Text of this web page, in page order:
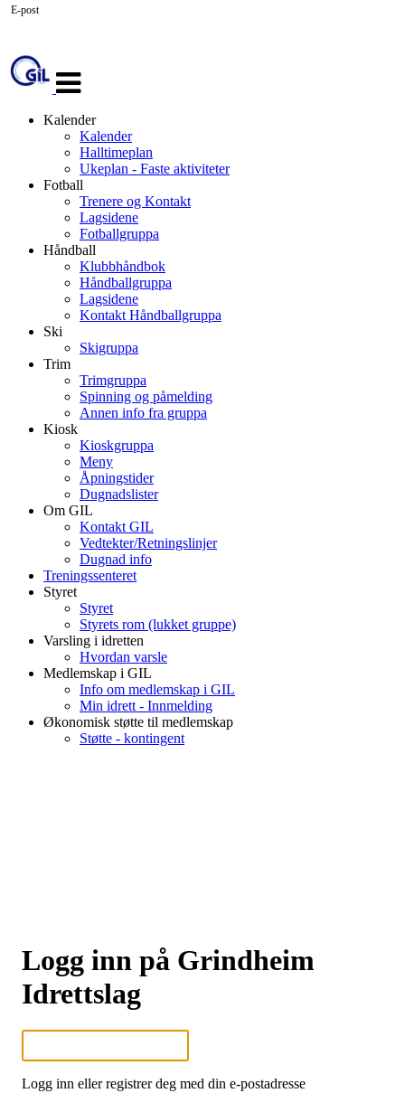
navigasjon
Kalender
Kalender
Halltimeplan
Ukeplan - Faste aktiviteter
Fotball
Trenere og Kontakt
Lagsidene
Fotballgruppa
Håndball
Klubbhåndbok
Håndballgruppa
Lagsidene
Kontakt Håndballgruppa
Ski
Skigruppa
Trim
Trimgruppa
Spinning og påmelding
Annen info fra gruppa
Kiosk
Kioskgruppa
Meny
Åpningstider
Dugnadslister
Om GIL
Kontakt GIL
Vedtekter/Retningslinjer
Dugnad info
Treningssenteret
Styret
Styret
Styrets rom (lukket gruppe)
Varsling i idretten
Hvordan varsle
Medlemskap i GIL
Info om medlemskap i GIL
Min idrett - Innmelding
Økonomisk støtte til medlemskap
Støtte - kontingent
Logg inn på Grindheim
Idrettslag
E-post
Logg inn eller registrer deg med din e-postadresse